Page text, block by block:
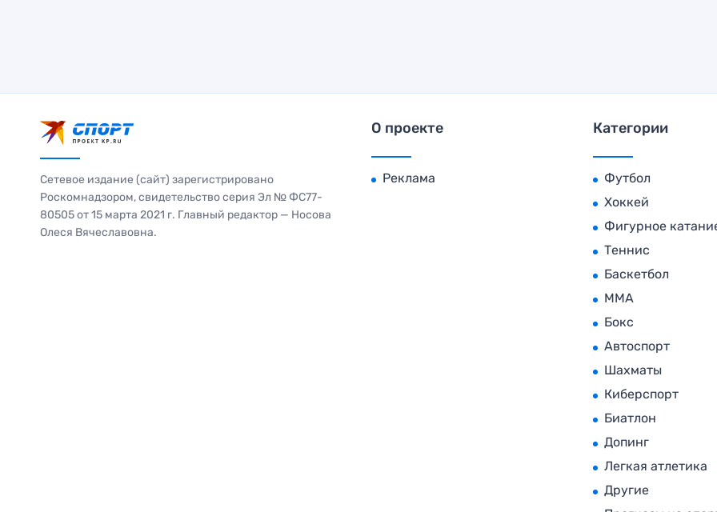
Сетевое издание (сайт) зарегистрировано
Роскомнадзором, свидетельство серия Эл № ФС77-
80505 от 15 марта 2021 г. Главный редактор — Носова
Олеся Вячеславовна.
О проекте
Реклама
Категории
Футбол
Хоккей
Фигурное
Теннис
Баскетбол
MMA
Бокс
Автоспорт
Шахматы
Киберспорт
Биатлон
Допинг
Легкая атлетика
Другие